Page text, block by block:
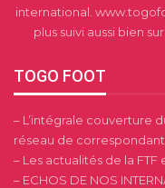
international.
plus suivi aussi bien
TOGO FOOT
– L’intégrale couverture
réseau de
– Les actualités de la FTF
– ECHOS DE NOS